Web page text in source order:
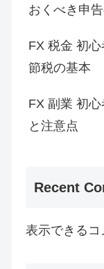
おくべき申
FX 税金 初
節税の基本
FX 副業 初
と注意点
Recent
表示できるコ